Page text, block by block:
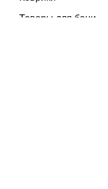
Товары для бани